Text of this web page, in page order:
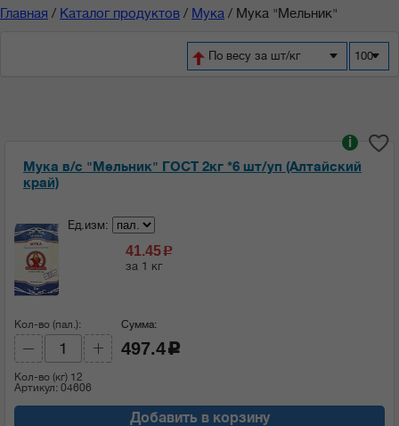
Главная / Каталог продуктов / Мука / Мука "Мельник"
100
По весу за шт/кг
Мука в/с "Мельник" ГОСТ 2кг *6 шт/уп (Алтайский
край)
i
Ед.изм:
41.45c
за 1 кг
Кол-во (пал.):
Кол-во (кг) 12
Артикул: 04606
Сумма:
497.4 c
Добавить в корзину